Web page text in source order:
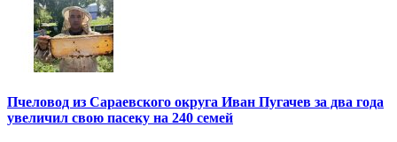
Пчеловод из Сараевского округа Иван Пугачев за два года
увеличил свою пасеку на 240 семей